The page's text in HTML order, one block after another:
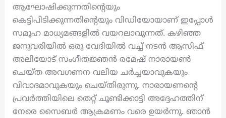
ആഘോഷിക്കുന്നതിന്റെയും
കെട്ടിപിടിക്കുന്നതിന്റെയും വിഡിയോയാണ് ഇപ്പോൾ
സമൂഹ മാധ്യമങ്ങളിൽ വയറലാവുന്നത്. കഴിഞ്ഞ
ജനുവരിയില്‍ ഒരു വേദിയില്‍ വച്ച് നടന്‍ ആസിഫ്
അലിയോട് സംഗീതജ്ഞന്‍ രമേഷ് നാരായൺ
ചെയ്ത അവഗണന വലിയ ചർച്ചയാവുകയും
വിവാദമാവുകയും ചെയ്തിരുന്നു. നാരായണന്റെ
പ്രവർത്തിയിലെ തെറ്റ് ചൂണ്ടിക്കാട്ടി അദ്ദേഹത്തിന്
നേരെ സൈബർ ആക്രമണം വരെ ഉയർന്നു. ഞാന്‍